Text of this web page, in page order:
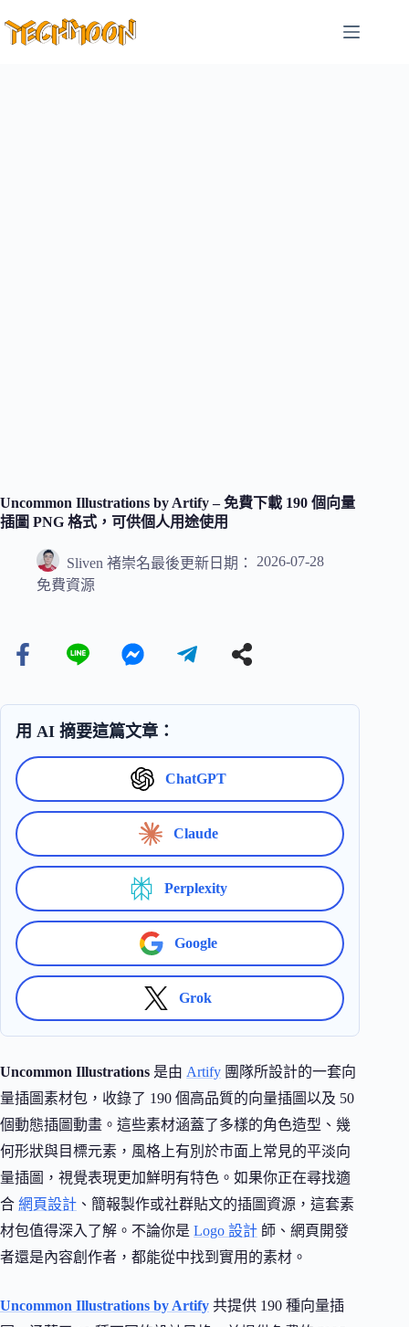
至
Uncommon Illustrations by Artify – 免費下載 190 個向量
插圖 PNG 格式，可供個人用途使用
Sliven 褚崇名最後更新日期：
2026-07-28
免費資源
用 AI 摘要這篇文章：
ChatGPT
Claude
Perplexity
Google
Grok
Uncommon Illustrations 是由 Artify 團隊所設計的一套向
量插圖素材包，收錄了 190 個高品質的向量插圖以及 50
個動態插圖動畫。這些素材涵蓋了多樣的角色造型、幾
何形狀與目標元素，風格上有別於市面上常見的平淡向
量插圖，視覺表現更加鮮明有特色。如果你正在尋找適
合 網頁設計 、簡報製作或社群貼文的插圖資源，這套素
材包值得深入了解。不論你是 Logo 設計 師、網頁開發
者還是內容創作者，都能從中找到實用的素材。
Uncommon Illustrations by Artify 共提供 190 種向量插